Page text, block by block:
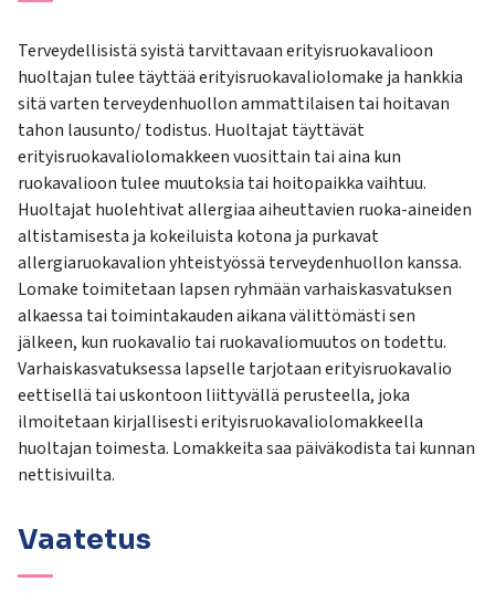
Terveydellisistä syistä tarvittavaan erityisruokavalioon
huoltajan tulee täyttää erityisruokavaliolomake ja hankkia
sitä varten terveydenhuollon ammattilaisen tai hoitavan
tahon lausunto/ todistus. Huoltajat täyttävät
erityisruokavaliolomakkeen vuosittain tai aina kun
ruokavalioon tulee muutoksia tai hoitopaikka vaihtuu.
Huoltajat huolehtivat allergiaa aiheuttavien ruoka-aineiden
altistamisesta ja kokeiluista kotona ja purkavat
allergiaruokavalion yhteistyössä terveydenhuollon kanssa.
Lomake toimitetaan lapsen ryhmään varhaiskasvatuksen
alkaessa tai toimintakauden aikana välittömästi sen
jälkeen, kun ruokavalio tai ruokavaliomuutos on todettu.
Varhaiskasvatuksessa lapselle tarjotaan erityisruokavalio
eettisellä tai uskontoon liittyvällä perusteella, joka
ilmoitetaan kirjallisesti erityisruokavaliolomakkeella
huoltajan toimesta. Lomakkeita saa päiväkodista tai kunnan
nettisivuilta.
Vaatetus